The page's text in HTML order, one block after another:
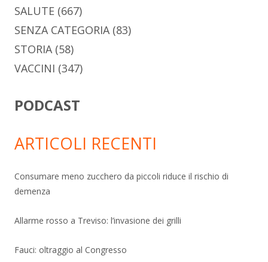
SALUTE (667)
SENZA CATEGORIA(83)
STORIA(58)
VACCINI (347)
PODCAST
ARTICOLI RECENTI
Consumare meno zucchero da piccoli riduce il rischio di
demenza
Allarme rosso a Treviso: l’invasione dei grilli
Fauci: oltraggio al Congresso